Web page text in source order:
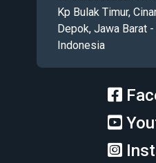
Kp Bulak Timur,
Depok, Jawa Barat
Indonesia